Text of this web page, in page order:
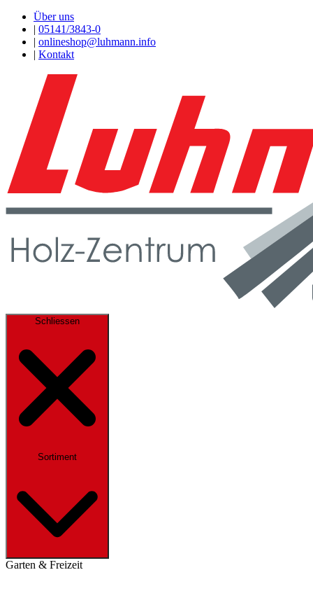
Über uns
| 05141/3843-0
| onlineshop@luhmann.info
| Kontakt
Schliessen
Sortiment
Garten & Freizeit